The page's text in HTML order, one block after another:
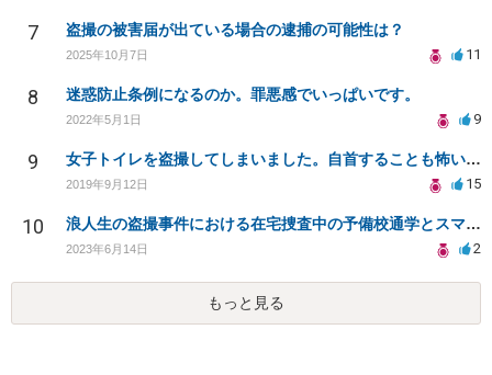
7 盗撮の被害届が出ている場合の逮捕の可能性は？
2025年10月7日 11
8 迷惑防止条例になるのか。罪悪感でいっぱいです。
2022年5月1日 9
9 女子トイレを盗撮してしまいました。自首することも怖いです。どうすれば良いでしょうか。
2019年9月12日 15
10 浪人生の盗撮事件における在宅捜査中の予備校通学とスマートフォン押収について
2023年6月14日 2
もっと見る